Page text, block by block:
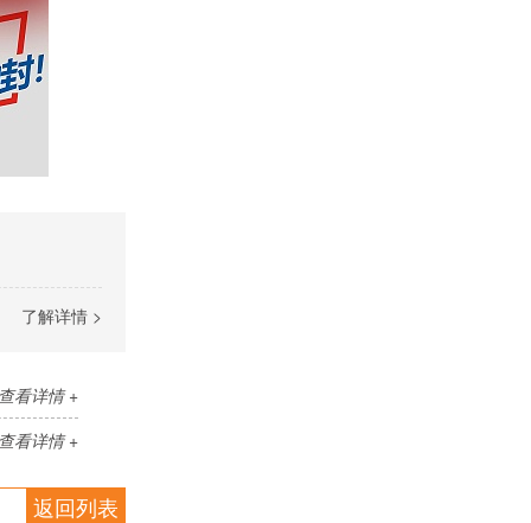
了解详情 >
看详情 +
看详情 +
返回列表